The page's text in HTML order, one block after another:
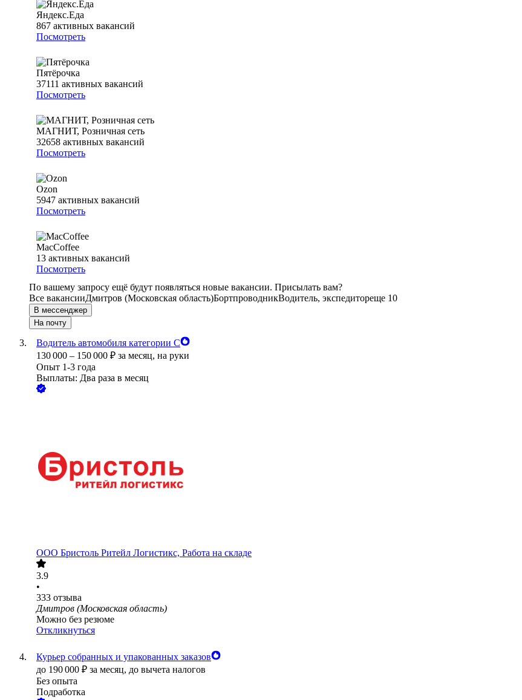
Яндекс.Еда
867 активных вакансий
Посмотреть
Пятёрочка
37111 активных вакансий
Посмотреть
МАГНИТ, Розничная сеть
32658 активных вакансий
Посмотреть
Ozon
5947 активных вакансий
Посмотреть
MacCoffee
13 активных вакансий
Посмотреть
По вашему запросу ещё будут появляться новые вакансии. Присылать вам?
Все вакансииДмитров (Московская область)БортпроводникВодитель, экспедитореще 10
В мессенджер
На почту
Водитель автомобиля категории С
130 000 – 150 000 ₽ за месяц, на руки
Опыт 1-3 года
Выплаты: Два раза в месяц
ООО Бристоль Ритейл Логистикс, Работа на складе
3.9
•
333 отзыва
Дмитров (Московская область)
Можно без резюме
Откликнуться
Курьер собранных и упакованных заказов
до 190 000 ₽ за месяц, до вычета налогов
Без опыта
Подработка